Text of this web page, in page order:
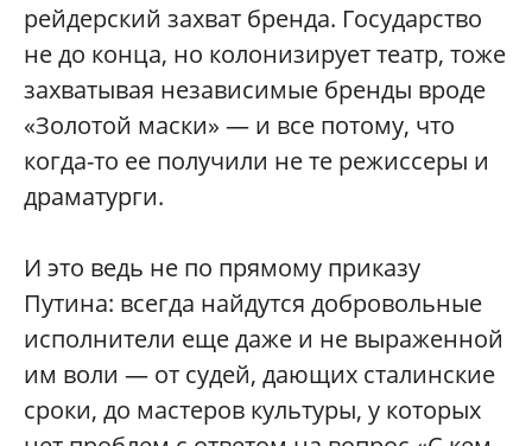
рейдерский захват бренда. Государство
не до конца, но колонизирует театр, тоже
захватывая независимые бренды вроде
«Золотой маски» — и все потому, что
когда-то ее получили не те режиссеры и
драматурги.
И это ведь не по прямому приказу
Путина: всегда найдутся добровольные
исполнители еще даже и не выраженной
им воли — от судей, дающих сталинские
сроки, до мастеров культуры, у которых